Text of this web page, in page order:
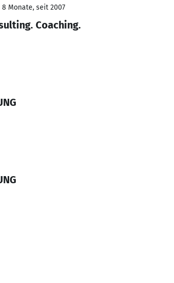
8 Monate, seit 2007
Coaching.